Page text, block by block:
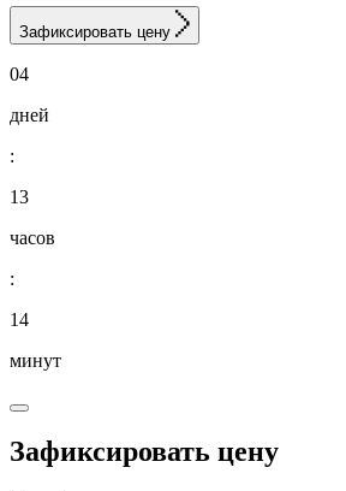
Зафиксировать цену
04
дней
:
13
часов
:
14
минут
Зафиксировать цену